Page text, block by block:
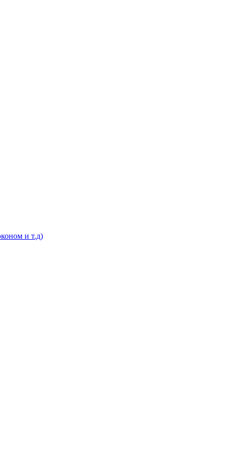
и т.д)